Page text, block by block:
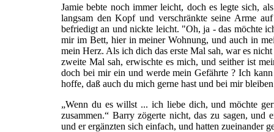
Jamie bebte noch immer leicht, doch es legte sich,
langsam den Kopf und verschränkte seine Arme
befriedigt an und nickte leicht. "Oh, ja - das möchte
mir im Bett, hier in meiner Wohnung, und auch in
mein Herz. Als ich dich das erste Mal sah, war es
zweite Mal sah, erwischte es mich, und seither ist
doch bei mir ein und werde mein Gefährte ? Ich
hoffe, daß auch du mich gerne hast und bei mir
„Wenn du es willst ... ich liebe dich, und möchte
zusammen.“ Barry zögerte nicht, das zu sagen,
und er ergänzten sich einfach, und hatten zueinander